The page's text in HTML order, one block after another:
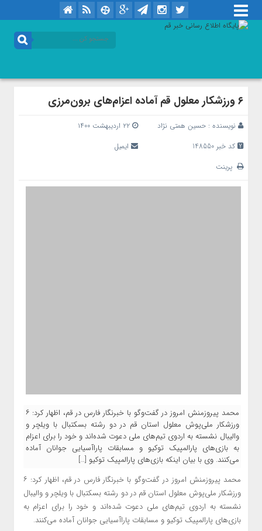
۶ ورزشکار معلول قم آماده اعزام‌های برون‌مرزی
نویسنده : حسین همتی نژاد
۲۲ اردیبهشت ۱۴۰۰
کد خبر 148550
ایمیل
پرینت
محمد پیروزمنش امروز در گفت‌وگو با خبرنگار فارس در قم، اظهار کرد: ۶
ورزشکار ملی‌پوش معلول استان قم در دو رشته بسکتبال با ویلچر و
والیبال نشسته به اردوی تیم‌های ملی دعوت شده‌اند و خود را برای اعزام
به بازی‌های پارالمپیک توکیو و مسابقات پاراآسیایی جوانان آماده
می‌کنند. وی با بیان اینکه بازی‌های پارالمپیک توکیو […]
محمد پیروزمنش امروز در گفت‌وگو
با خبرنگار فارس در قم، اظهار کرد: ۶
ورزشکار ملی‌پوش معلول استان قم در دو رشته بسکتبال با ویلچر و والیبال
نشسته به اردوی تیم‌های ملی دعوت شده‌اند و خود را برای اعزام به
بازی‌های پارالمپیک توکیو و مسابقات پاراآسیایی جوانان آماده می‌کنند.